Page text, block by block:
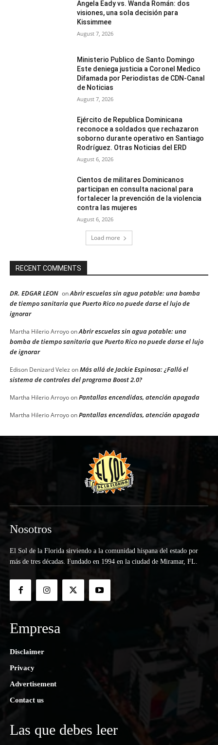
Angela Eady vs. Wanda Román: dos
visiones, una sola decisión para
Kissimmee
August 7, 2026
Ministerio Publico de Santo Domingo
Este deniega justicia a Coronel Medico
Difamada por Periodistas de CDN-Canal
de Noticias
August 7, 2026
Ejército de Republica Dominicana
reconoce a soldados que rechazaron
soborno durante operativo en Santiago
Rodríguez. Otras Noticias del ERD
August 6, 2026
Cientos de militares Dominicanos
participan en consulta nacional para
fortalecer la prevención de la violencia
contra las mujeres
August 6, 2026
Load more
RECENT COMMENTS
DR. EDGAR LEON onAbrir escuelas sin agua potable: una bomba
de tiempo sanitaria que Puerto Rico no puede darse el lujo de
ignorar
Martha Hilerio ArroyoonAbrir escuelas sin agua potable: una
bomba de tiempo sanitaria que Puerto Rico no puede darse el lujo
de ignorar
Edison Denizard Velez onMás allá de Jackie Espinosa: ¿Falló el
sistema de controles del programa Boost 2.0?
Martha Hilerio ArroyoonPantallas encendidas, atención apagada
Martha Hilerio ArroyoonPantallas encendidas, atención apagada
Nosotros
El Sol de la Florida sirviendo a la comunidad hispana del estado por
más de tres décadas. Fundado en 1994 en la ciudad de Miramar, FL.
Empresa
Disclaimer
Privacy
Advertisement
Contact us
Las que debes leer